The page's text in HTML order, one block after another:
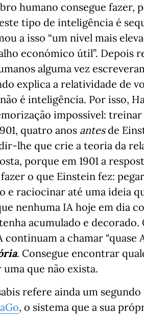
humano consegue fazer,
tipo de inteligência é
a isso “um nível mais
económico útil”. Depois
alguma vez
explica a relatividade de
é inteligência. Por isso,
impossível: treinar
quatro anos antesde
lhe que crie a teoria da
porque em 1901 a
o que Einstein fez:
e raciocinar até uma ideia
nenhuma IA hoje em dia
acumulado e decorado.
continuam a chamar “quase
. Consegue encontrar
que não exista.
refere ainda um
, o sistema que a sua